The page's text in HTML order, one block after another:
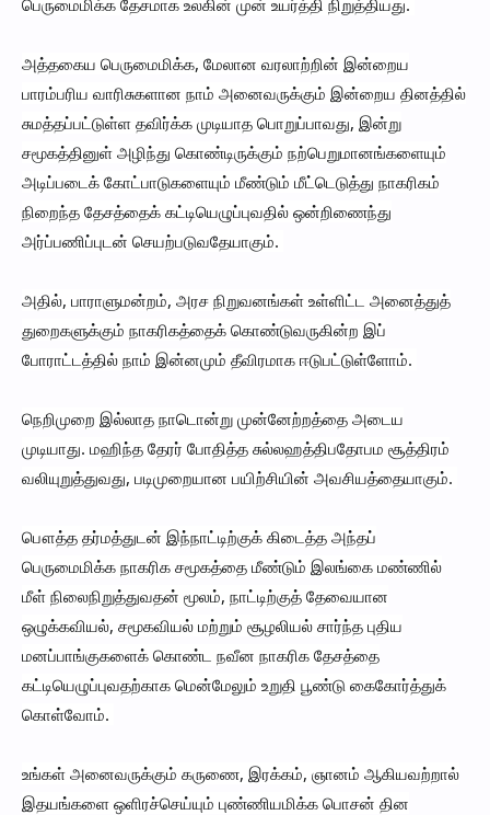
பெருமைமிக்க தேசமாக உலகின் முன் உயர்த்தி நிறுத்தியது.
அத்தகைய பெருமைமிக்க, மேலான வரலாற்றின் இன்றைய
பாரம்பரிய வாரிசுகளான நாம் அனைவருக்கும் இன்றைய தினத்தில்
சுமத்தப்பட்டுள்ள தவிர்க்க முடியாத பொறுப்பாவது, இன்று
சமூகத்தினுள் அழிந்து கொண்டிருக்கும் நற்பெறுமானங்களையும்
அடிப்படைக் கோட்பாடுகளையும் மீண்டும் மீட்டெடுத்து நாகரிகம்
நிறைந்த தேசத்தைக் கட்டியெழுப்புவதில் ஒன்றிணைந்து
அர்ப்பணிப்புடன் செயற்படுவதேயாகும்.
அதில், பாராளுமன்றம், அரச நிறுவனங்கள் உள்ளிட்ட அனைத்துத்
துறைகளுக்கும் நாகரிகத்தைக் கொண்டுவருகின்ற இப்
போராட்டத்தில் நாம் இன்னமும் தீவிரமாக ஈடுபட்டுள்ளோம்.
நெறிமுறை இல்லாத நாடொன்று முன்னேற்றத்தை அடைய
முடியாது. மஹிந்த தேரர் போதித்த சுல்லஹத்திபதோபம சூத்திரம்
வலியுறுத்துவது, படிமுறையான பயிற்சியின் அவசியத்தையாகும்.
பௌத்த தர்மத்துடன் இந்நாட்டிற்குக் கிடைத்த அந்தப்
பெருமைமிக்க நாகரிக சமூகத்தை மீண்டும் இலங்கை மண்ணில்
மீள் நிலைநிறுத்துவதன் மூலம், நாட்டிற்குத் தேவையான
ஒழுக்கவியல், சமூகவியல் மற்றும் சூழலியல் சார்ந்த புதிய
மனப்பாங்குகளைக் கொண்ட நவீன நாகரிக தேசத்தை
கட்டியெழுப்புவதற்காக மென்மேலும் உறுதி பூண்டு கைகோர்த்துக்
கொள்வோம்.
உங்கள் அனைவருக்கும் கருணை, இரக்கம், ஞானம் ஆகியவற்றால்
இதயங்களை ஒளிரச்செய்யும் புண்ணியமிக்க பொசன் தின